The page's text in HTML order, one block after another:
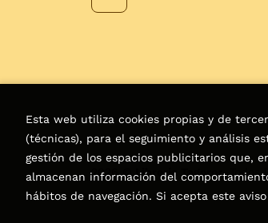
2026 © Librería Tagoror. Todos
Esta web utiliza cookies propias y de
(técnicas), para el seguimiento y análisis
gestión de los espacios publicitarios que,
almacenan información del
hábitos de navegación. Si acepta este